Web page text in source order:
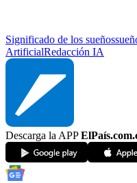
Significado de los sueños
ArtificialRedacción IA
Descarga la APP